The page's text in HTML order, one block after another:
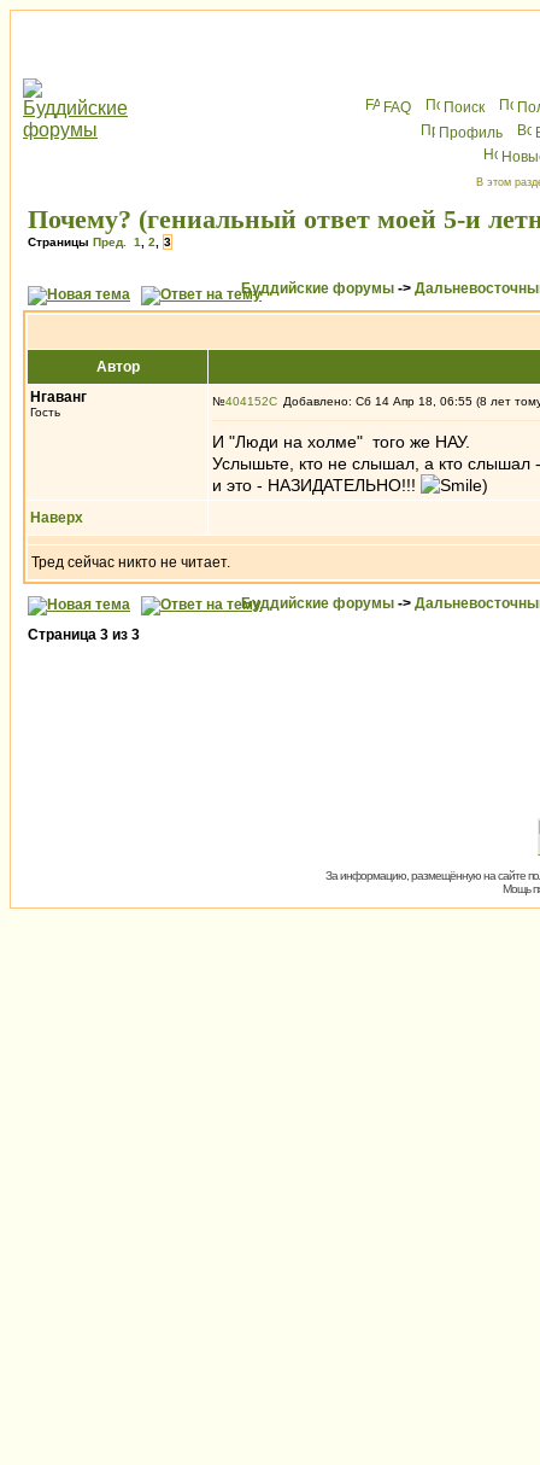
FAQ Поиск
Профиль
В этом
Почему? (гениальный ответ моей 5-и
Страницы Пред. 1 2 3
Буддийские форумы ->
Автор
Нгаванг
Гость
№404152 Добавлено: Сб 14 Апр 18, 06:55 (8 лет
И "Люди на холме" того же НАУ.
Услышьте, кто не слышал, а кто слышал
и это - НАЗИДАТЕЛЬНО!!!
)
Наверх
Тред сейчас никто не читает.
Буддийские форумы ->
Страница 3 из 3
За информацию, размещённую на сайте
Мощь